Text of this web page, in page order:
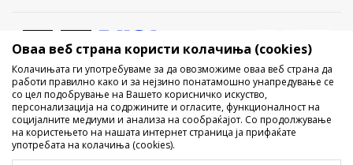
Не е дозволено превземање или користење на содржината од
интернет страните на Sport Vision, делумно или целосно a се
однесува на логоа, трговски марки, комерцијални содржини, ниту
истите да се отстапуваат на трети лица, јавно да се објавуваат или да
се користат за било какви цели, без писмена согласност од БДС.МК
Оваа веб страна користи колачиња (cookies)
Колачињата ги употребуваме за да овозможиме оваа веб страна да
работи правилно како и за нејзино понатамошно унапредување се
со цел подобрување на Вашето корисничко искуство,
персонализација на содржините и огласите, функционалност на
социјалните медиуми и анализа на сообраќајот. Со продолжување
на користењето на нашата интернет страница ја прифаќате
употребата на колачиња (cookies).